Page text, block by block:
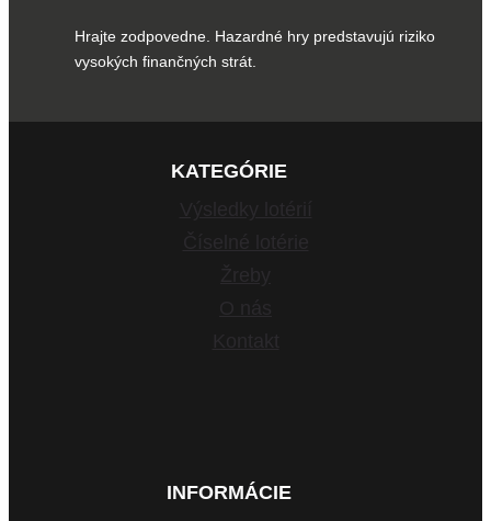
Hrajte zodpovedne. Hazardné hry predstavujú riziko
vysokých finančných strát.
KATEGÓRIE
INFORMÁCIE